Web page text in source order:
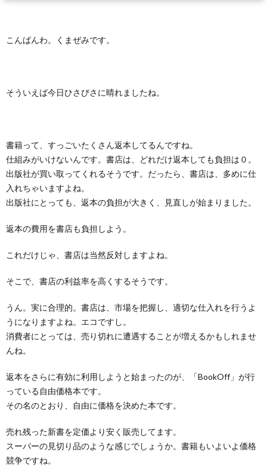
こんばんわ。くまぜみです。
そういえば今日ひさびさに晴れましたね。
書籍って、すっごいたくさん返本してるんですね。
仕組みがいけないんです。書店は、どれだけ返本しても負担は０。
出版社が買い取ってくれるそうです。だったら、書店は、多めに仕
入れちゃいますよね。
出版社にとっても、返本の負担が大きく、見直しが始まりました。
返本の費用を書店も負担しよう。
これだけじゃ、書店は当然反対しますよね。
そこで、書店の利益率を高くするそうです。
うん。実に合理的。書店は、市場を把握し、適切な仕入れを行うよ
うになりますよね。エコですし。
消費者にとっては、売り切れに遭遇することが増えるかもしれませ
んね。
返本をさらに有効に利用しようと始まったのが、「BookOff」が行
っている自由価格本です。
その名のとおり、自由に価格を決めた本です。
売れ残った新書を定価より安く販売してます。
スーパーの見切り品のような感じでしょうか。書籍もいよいよ価格
競争ですね。